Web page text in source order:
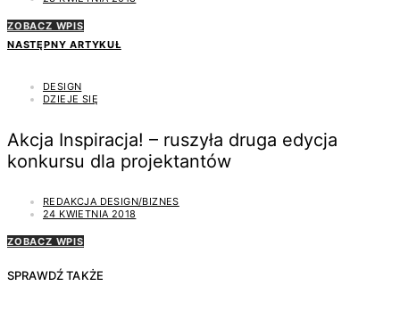
ZOBACZ WPIS
NASTĘPNY ARTYKUŁ
DESIGN
DZIEJE SIĘ
Akcja Inspiracja! – ruszyła druga edycja
konkursu dla projektantów
REDAKCJA DESIGN/BIZNES
24 KWIETNIA 2018
ZOBACZ WPIS
SPRAWDŹ TAKŻE